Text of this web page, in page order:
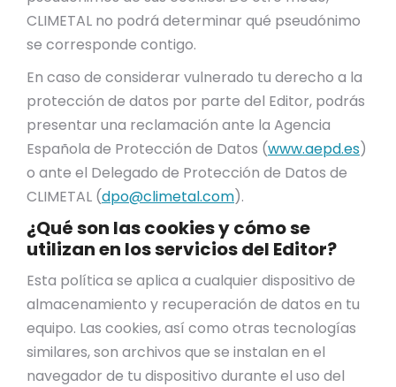
CLIMETAL no podrá determinar qué pseudónimo
se corresponde contigo.
En caso de considerar vulnerado tu derecho a la
protección de datos por parte del Editor, podrás
presentar una reclamación ante la Agencia
Española de Protección de Datos (www.aepd.es)
o ante el Delegado de Protección de Datos de
CLIMETAL (dpo@climetal.com).
¿Qué son las cookies y cómo se
utilizan en los servicios del Editor?
Esta política se aplica a cualquier dispositivo de
almacenamiento y recuperación de datos en tu
equipo. Las cookies, así como otras tecnologías
similares, son archivos que se instalan en el
navegador de tu dispositivo durante el uso del